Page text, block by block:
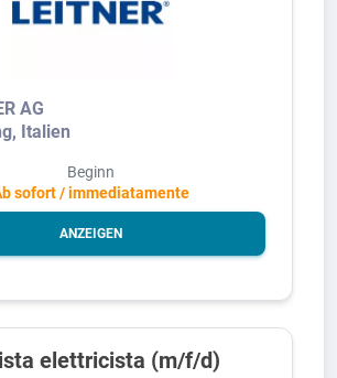
AG
Italien
Beginn
sofort / immediatamente
ANZEIGEN
elettricista (m/f/d)